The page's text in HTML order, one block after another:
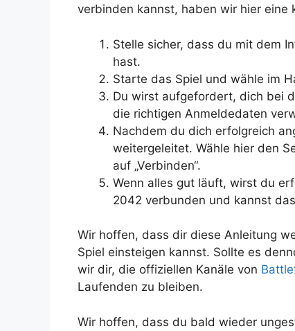
verbinden kannst, haben wir hier eine
Stelle sicher, dass du mit dem
hast.
Starte das Spiel und wähle im
Du wirst aufgefordert, dich bei
die richtigen Anmeldedaten
Nachdem du dich erfolgreich
weitergeleitet. Wähle hier den
auf „Verbinden“.
Wenn alles gut läuft, wirst du
2042 verbunden und kannst
Wir hoffen, dass dir diese Anleitung
Spiel einsteigen kannst. Sollte es
wir dir, die offiziellen Kanäle von
Laufenden zu bleiben.
Wir hoffen, dass du bald wieder